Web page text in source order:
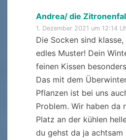
Andrea/ die
1. Dezember 2021 um 12:14
Die Socken sind
edles Muster! Dein
feinen Kissen
Das mit dem
Pflanzen ist bei uns
Problem. Wir haben da
Platz an der kühlen
du gehst da ja